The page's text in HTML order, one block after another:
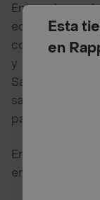
Entre los
ecuatoriana
consistir en
y especias;
Sancocho de
sabrosa que
país.
Entre los
encontrar
Esta
en